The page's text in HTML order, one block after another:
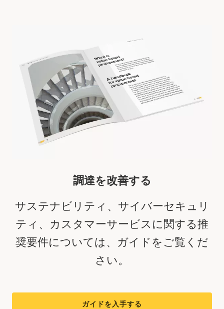
調達を改善する
サステナビリティ、サイバーセキュリ
ティ、カスタマーサービスに関する推
奨要件については、ガイドをご覧くだ
さい。
ガイドを入手する